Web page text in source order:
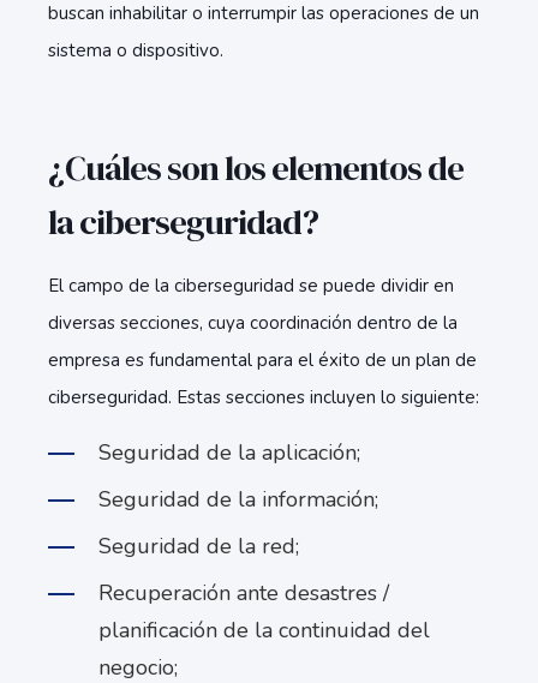
buscan inhabilitar o interrumpir las operaciones de un
sistema o dispositivo.
¿Cuáles son los elementos de
la ciberseguridad?
El campo de la ciberseguridad se puede dividir en
diversas secciones, cuya coordinación dentro de la
empresa es fundamental para el éxito de un plan de
ciberseguridad. Estas secciones incluyen lo siguiente:
Seguridad de la aplicación;
Seguridad de la información;
Seguridad de la red;
Recuperación ante desastres /
planificación de la continuidad del
negocio;